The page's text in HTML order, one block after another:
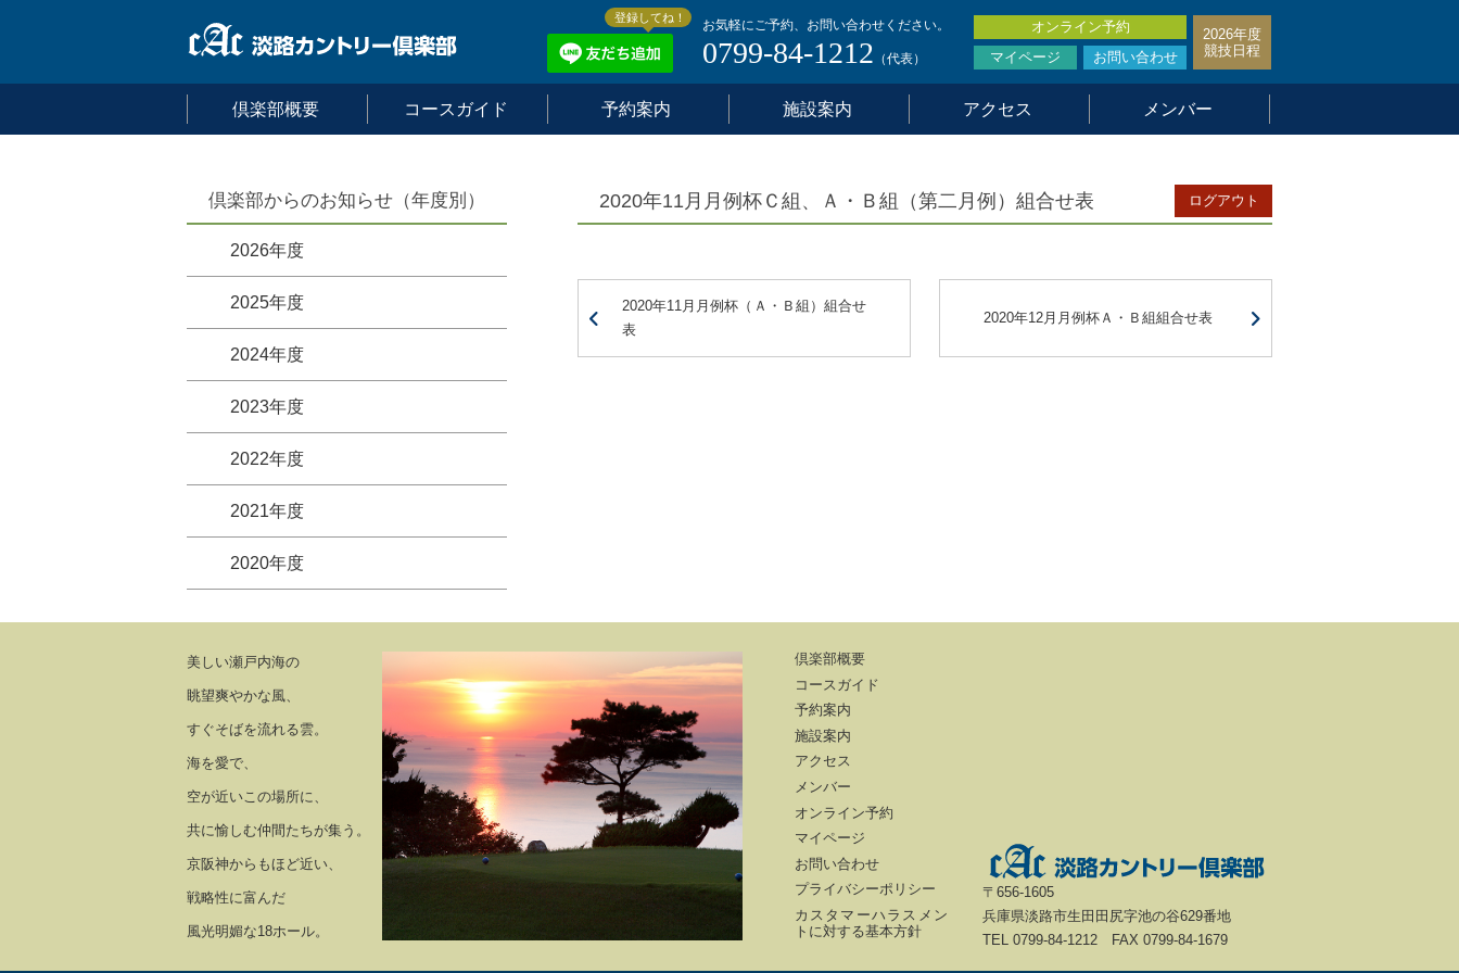
2026年度
競技日程
オンライン予約
マイページ
お問い合わせ
お気軽にご予約、お問い合わせください。
0799-84-1212 （代表）
倶楽部概要 コースガイド 予約案内 施設案内 アクセス メンバー
登録してね！
ログアウト
2020年11月月例杯Ｃ組、Ａ・Ｂ組（第二月例）組合せ表
2020年11月月例杯（Ａ・Ｂ組）組合せ
表
2020年12月月例杯Ａ・Ｂ組組合せ表
倶楽部からのお知らせ（年度別）
2026年度
2025年度
2024年度
2023年度
2022年度
2021年度
2020年度
美しい瀬戸内海の
眺望爽やかな風、
すぐそばを流れる雲。
海を愛で、
空が近いこの場所に、
共に愉しむ仲間たちが集う。
京阪神からもほど近い、
戦略性に富んだ
風光明媚な18ホール。
倶楽部概要
コースガイド
予約案内
施設案内
アクセス
メンバー
オンライン予約
マイページ
お問い合わせ
プライバシーポリシー
カスタマーハラスメン
トに対する基本方針
〒656-1605
兵庫県淡路市生田田尻字池の谷629番地
TEL 0799-84-1212 FAX 0799-84-1679